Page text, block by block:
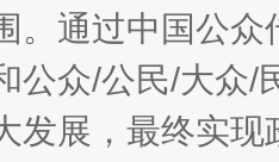
。通过中国公
公众/公民/大众
发展，最终实